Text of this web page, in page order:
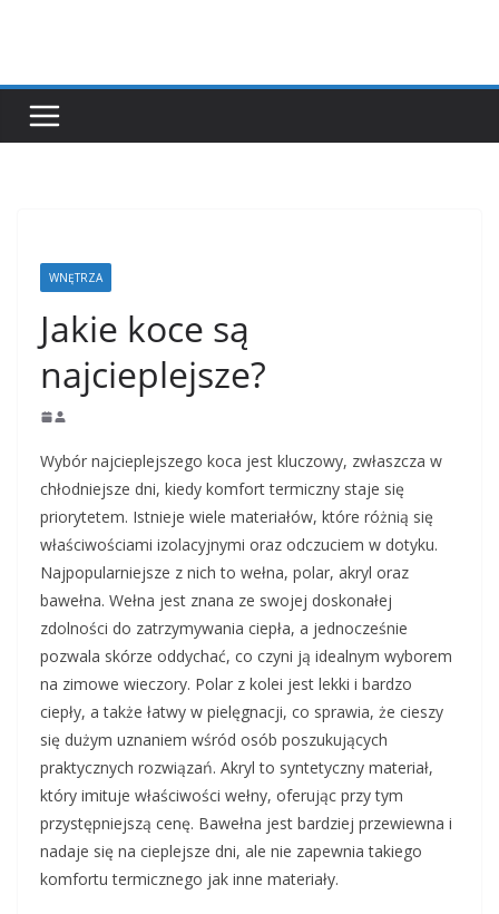
WNĘTRZA
Jakie koce są
najcieplejsze?
Wybór najcieplejszego koca jest kluczowy, zwłaszcza w
chłodniejsze dni, kiedy komfort termiczny staje się
priorytetem. Istnieje wiele materiałów, które różnią się
właściwościami izolacyjnymi oraz odczuciem w dotyku.
Najpopularniejsze z nich to wełna, polar, akryl oraz
bawełna. Wełna jest znana ze swojej doskonałej
zdolności do zatrzymywania ciepła, a jednocześnie
pozwala skórze oddychać, co czyni ją idealnym wyborem
na zimowe wieczory. Polar z kolei jest lekki i bardzo
ciepły, a także łatwy w pielęgnacji, co sprawia, że cieszy
się dużym uznaniem wśród osób poszukujących
praktycznych rozwiązań. Akryl to syntetyczny materiał,
który imituje właściwości wełny, oferując przy tym
przystępniejszą cenę. Bawełna jest bardziej przewiewna i
nadaje się na cieplejsze dni, ale nie zapewnia takiego
komfortu termicznego jak inne materiały.